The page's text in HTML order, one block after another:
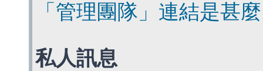
「管理團隊」連結是甚
私人訊息